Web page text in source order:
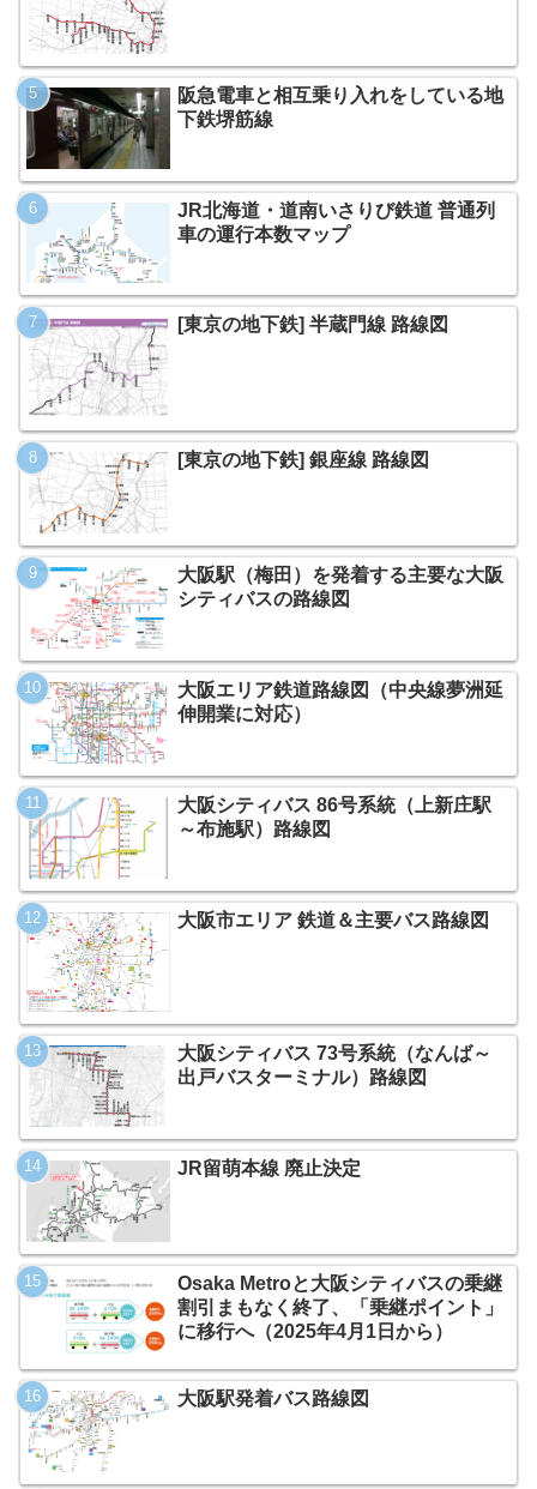
阪急電車と相互乗り入れをしている地
下鉄堺筋線
JR北海道・道南いさりび鉄道 普通列
車の運行本数マップ
[東京の地下鉄] 半蔵門線 路線図
[東京の地下鉄] 銀座線 路線図
大阪駅（梅田）を発着する主要な大阪
シティバスの路線図
大阪エリア鉄道路線図（中央線夢洲延
伸開業に対応）
大阪シティバス 86号系統（上新庄駅
～布施駅）路線図
大阪市エリア 鉄道＆主要バス路線図
大阪シティバス 73号系統（なんば～
出戸バスターミナル）路線図
JR留萌本線 廃止決定
Osaka Metroと大阪シティバスの乗継
割引まもなく終了、「乗継ポイント」
に移行へ（2025年4月1日から）
大阪駅発着バス路線図